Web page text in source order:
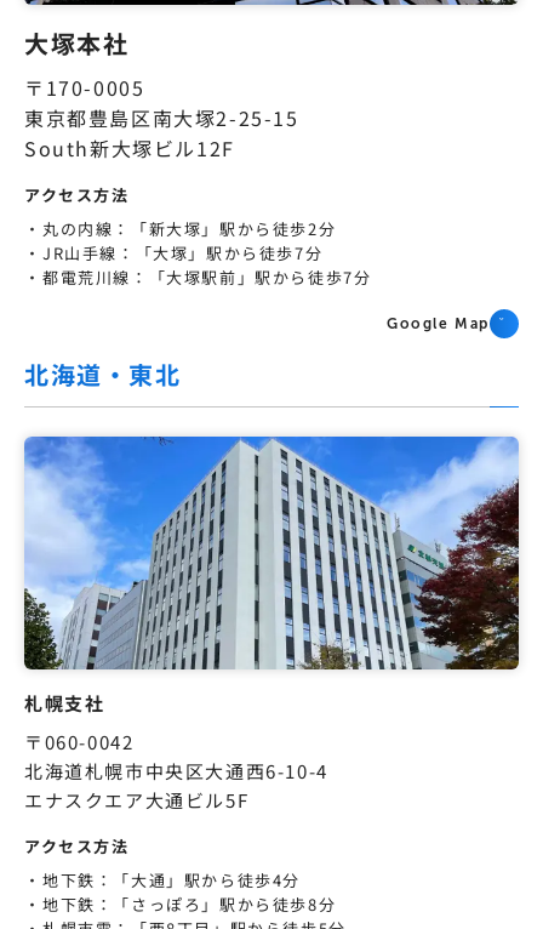
大塚本社
〒170-0005
東京都豊島区南大塚2-25-15
South新大塚ビル12F
アクセス方法
丸の内線：「新大塚」駅から徒歩2分
JR山手線：「大塚」駅から徒歩7分
都電荒川線：「大塚駅前」駅から徒歩7分
Google Map
北海道・東北
札幌支社
〒060-0042
北海道札幌市中央区大通西6-10-4
エナスクエア大通ビル5F
アクセス方法
地下鉄：「大通」駅から徒歩4分
地下鉄：「さっぽろ」駅から徒歩8分